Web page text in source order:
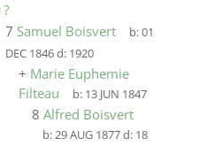
?
7 Samuel Boisvert b:01
DEC 1846d: 1920
+ Marie Euphemie
Filteau
b: 13 JUN 1847
8 Alfred Boisvert
b:29 AUG 1877d: 18